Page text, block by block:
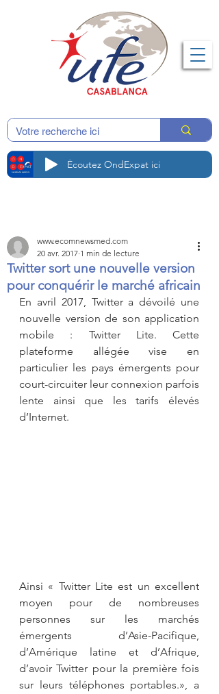
Écoutez OndExpat ici
Twitter sort une nouvelle version
pour conquérir le marché africain
www.ecomnewsmed.com
20 avr. 2017 1 min de lecture
En avril 2017, Twitter a dévoilé une
nouvelle version de son application
mobile : Twitter Lite. Cette
plateforme allégée vise en
particulier les pays émergents pour
court-circuiter leur connexion parfois
lente ainsi que les tarifs élevés
d’Internet.
Ainsi « Twitter Lite est un excellent
moyen pour de nombreuses
personnes sur les marchés
émergents d’Asie-Pacifique,
d’Amérique latine et d’Afrique,
d’avoir Twitter pour la première fois
sur leurs téléphones portables.», a